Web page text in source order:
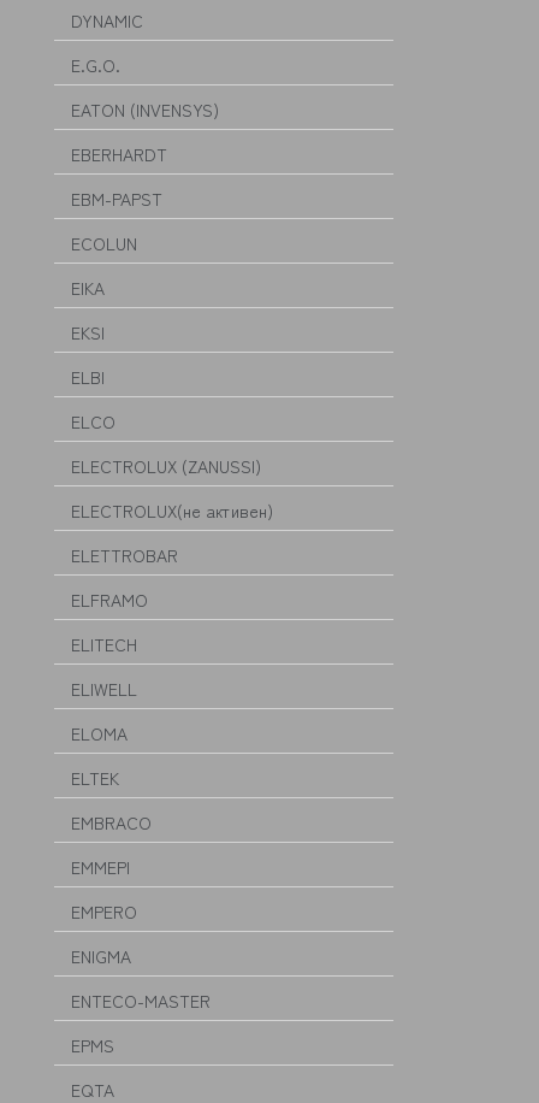
DYNAMIC
E.G.O.
EATON (INVENSYS)
EBERHARDT
EBM-PAPST
ECOLUN
EIKA
EKSI
ELBI
ELCO
ELECTROLUX (ZANUSSI)
ELECTROLUX(не активен)
ELETTROBAR
ELFRAMO
ELITECH
ELIWELL
ELOMA
ELTEK
EMBRACO
EMMEPI
EMPERO
ENIGMA
ENTECO-MASTER
EPMS
EQTA